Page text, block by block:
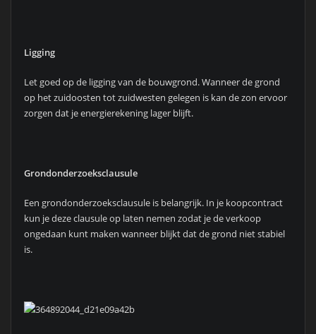
Ligging
Let goed op de ligging van de bouwgrond. Wanneer de grond
op het zuidoosten tot zuidwesten gelegen is kan de zon ervoor
zorgen dat je energierekening lager blijft.
Grondonderzoeksclausule
Een grondonderzoeksclausule is belangrijk. In je koopcontract
kun je deze clausule op laten nemen zodat je de verkoop
ongedaan kunt maken wanneer blijkt dat de grond niet stabiel
is.